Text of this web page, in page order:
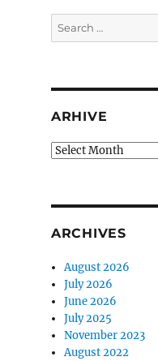
Search
for:
ARHIVE
arhive
ARCHIVES
August 2026
July 2026
June 2026
July 2025
November 2023
August 2022